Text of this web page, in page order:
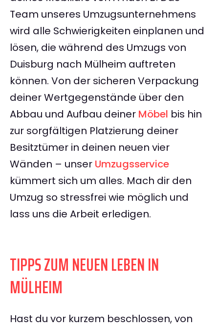
Team unseres Umzugsunternehmens
wird alle Schwierigkeiten einplanen und
lösen, die während des Umzugs von
Duisburg nach Mülheim auftreten
können. Von der sicheren Verpackung
deiner Wertgegenstände über den
Abbau und Aufbau deiner Möbel bis hin
zur sorgfältigen Platzierung deiner
Besitztümer in deinen neuen vier
Wänden – unser Umzugsservice
kümmert sich um alles. Mach dir den
Umzug so stressfrei wie möglich und
lass uns die Arbeit erledigen.
TIPPS ZUM NEUEN LEBEN IN
MÜLHEIM
Hast du vor kurzem beschlossen, von